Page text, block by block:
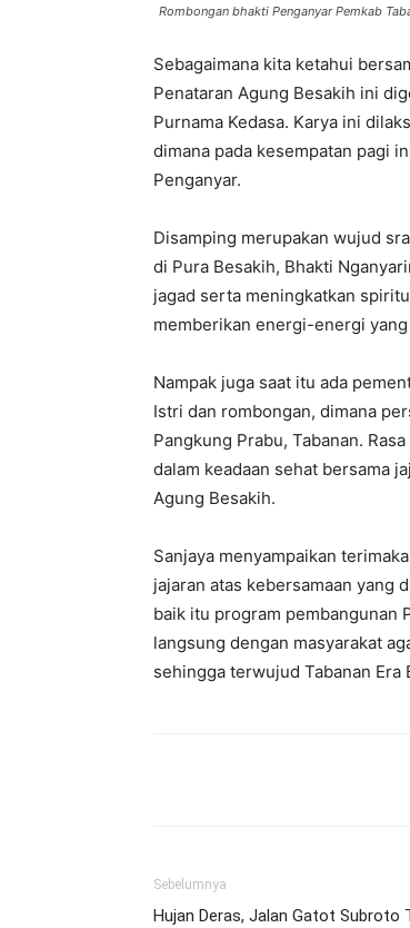
Rombongan bhakti Penganyar Pemkab
Sebagaimana kita ketahui
Penataran Agung Besakih ini
Purnama Kedasa. Karya ini
dimana pada kesempatan pagi
Penganyar.
Disamping merupakan wujud
di Pura Besakih, Bhakti
jagad serta meningkatkan
memberikan energi-energi
Nampak juga saat itu ada
Istri dan rombongan, dimana
Pangkung Prabu, Tabanan.
dalam keadaan sehat bersama
Agung Besakih.
Sanjaya menyampaikan
jajaran atas kebersamaan yang
baik itu program pembangunan
langsung dengan masyarakat
sehingga terwujud Tabanan Era
Sebelumnya
Hujan Deras, Jalan Gatot Subroto